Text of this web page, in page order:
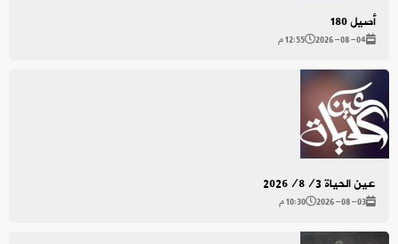
أصيل 180
2026-08-04 12:55 م
عين الحياة 2026/8/3
2026-08-03 10:30 م